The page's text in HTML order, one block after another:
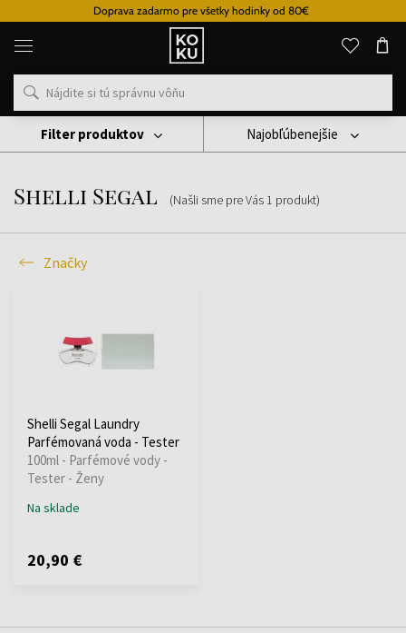
Doprava zadarmo pre všetky hodinky od 80€
Originálne
parfémy
hodinky
na
mieste
Značky
Shelli Segal
Shelli Segal (Našli sme pre Vás 1 produkt)
Najobľúbenejšie
Značky
Filter produktov
Shelli Segal Laundry
Parfémovaná voda - Tester
100ml - Parfémové vody -
Tester - Ženy
Na sklade
20,90 €